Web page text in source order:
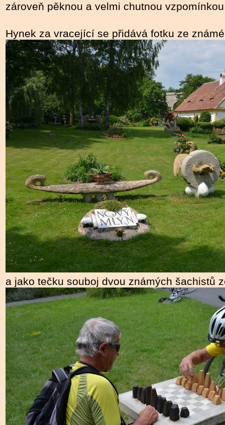
zároveň pěknou a velmi chutnou
Hynek za vracející se přidává fotku ze
a jako tečku souboj dvou známých šachistů